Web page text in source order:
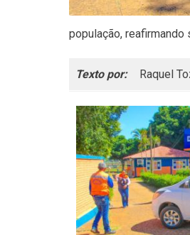
população,
Texto por: Raquel